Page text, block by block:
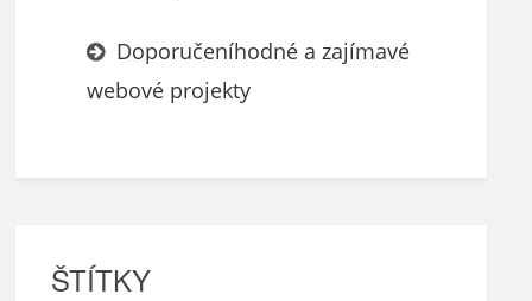
Doporučeníhodné a zajímavé
webové projekty
ŠTÍTKY